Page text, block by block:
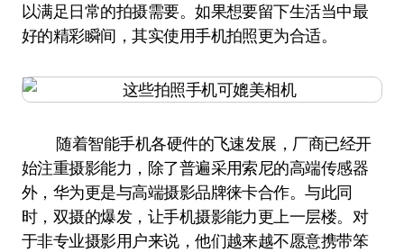
以满足日常的拍摄需要。如果想要留下生活当中最
好的精彩瞬间，其实使用手机拍照更为合适。
随着智能手机各硬件的飞速发展，厂商已经开
始注重摄影能力，除了普遍采用索尼的高端传感器
外，华为更是与高端摄影品牌徕卡合作。与此同
时，双摄的爆发，让手机摄影能力更上一层楼。对
于非专业摄影用户来说，他们越来越不愿意携带笨